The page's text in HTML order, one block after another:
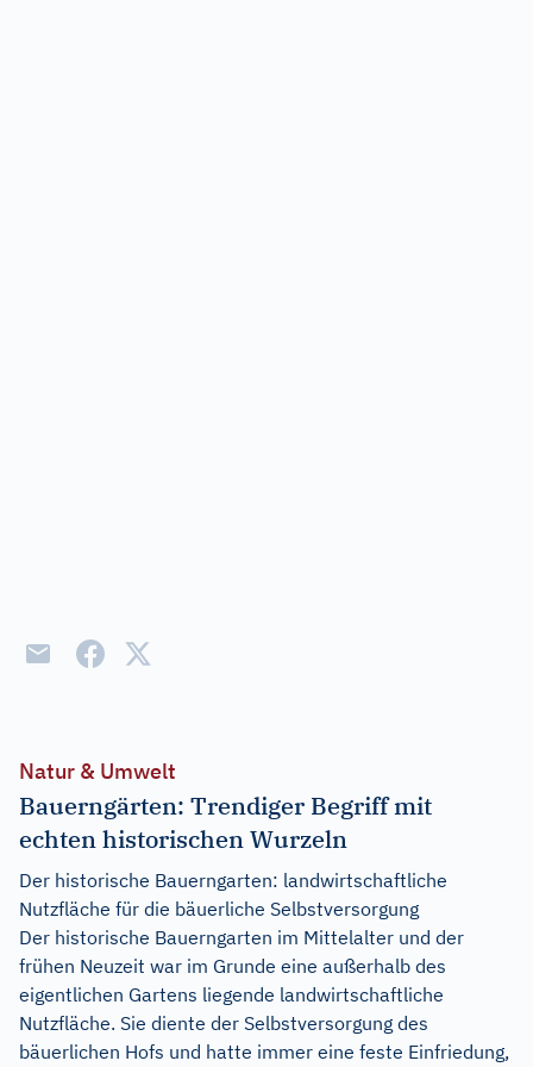
Natur & Umwelt
Bauerngärten: Trendiger Begriff mit
echten historischen Wurzeln
Der historische Bauerngarten: landwirtschaftliche
Nutzfläche für die bäuerliche Selbstversorgung
Der historische Bauerngarten im Mittelalter und der
frühen Neuzeit war im Grunde eine außerhalb des
eigentlichen Gartens liegende landwirtschaftliche
Nutzfläche. Sie diente der Selbstversorgung des
bäuerlichen Hofs und hatte immer eine feste Einfriedung,